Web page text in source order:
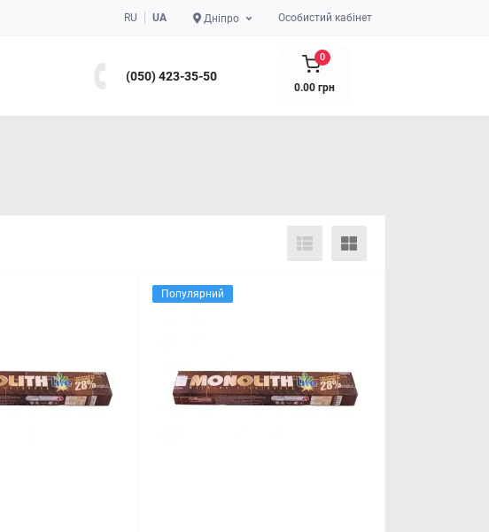
RU UA Дніпро Особистий кабінет
(050) 423-35-50
0
0.00 грн
Популярний